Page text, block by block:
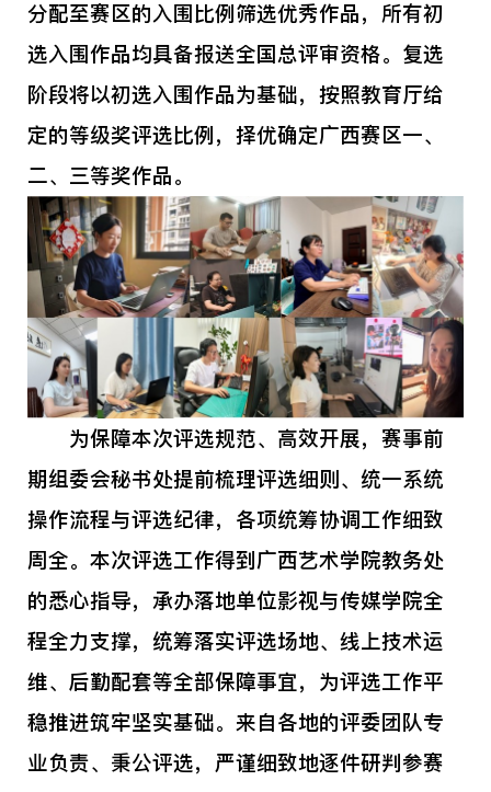
分配至赛区的入围比例筛选优秀作品，所有初
选入围作品均具备报送全国总评审资格。复选
阶段将以初选入围作品为基础，按照教育厅给
定的等级奖评选比例，择优确定广西赛区一、
二、三等奖作品。
为保障本次评选规范、高效开展，赛事前
期组委会秘书处提前梳理评选细则、统一系统
操作流程与评选纪律，各项统筹协调工作细致
周全。本次评选工作得到广西艺术学院教务处
的悉心指导，承办落地单位影视与传媒学院全
程全力支撑，统筹落实评选场地、线上技术运
维、后勤配套等全部保障事宜，为评选工作平
稳推进筑牢坚实基础。来自各地的评委团队专
业负责、秉公评选，严谨细致地逐件研判参赛